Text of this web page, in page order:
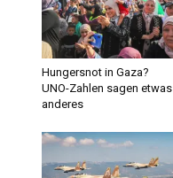
Hungersnot in Gaza?
UNO-Zahlen sagen etwas
anderes